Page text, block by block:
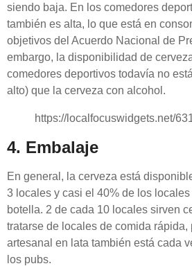
siendo baja. En los comedores
también es alta, lo que está en
objetivos del Acuerdo Nacional de
embargo, la disponibilidad de
comedores deportivos todavía no
alto) que la cerveza con alcohol.
https://localfocuswidgets.net/
4. Embalaje
En general, la cerveza está
3 locales y casi el 40% de los
botella. 2 de cada 10 locales sirven
tratarse de locales de comida rápida,
artesanal en lata también está cada
los pubs.